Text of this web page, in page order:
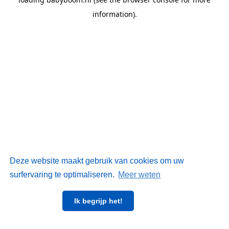
Deze website maakt gebruik van cookies om uw
surfervaring te optimaliseren. Meer weten
Ik begrijp het!
information).